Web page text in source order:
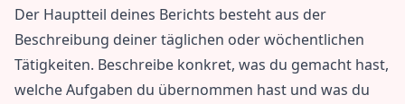
Der Hauptteil deines Berichts besteht aus der
Beschreibung deiner täglichen oder wöchentlichen
Tätigkeiten. Beschreibe konkret, was du gemacht hast,
welche Aufgaben du übernommen hast und was du